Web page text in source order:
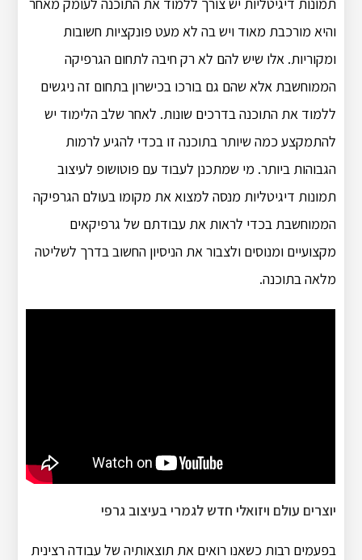
תמונות דיגיטליות יש צורך ללמוד את התוכנה לעומק מאחר
והיא מורכבת מאוד ויש בה לא מעט פונקציות חשובות
ומקוריות. אלו שיש להם לא רק חיבה לתחום הגרפיקה
הממוחשבת אלא שהם גם בורכו בכישרון בתחום זה ניגשים
ללמוד את התוכנה בדרכים שונות. לאחר שלב הלימוד יש
להתמקצע כמה שיותר בתוכנה זו בכדי להגיע לרמות
הגבוהות ביותר. מי שמתכנן לעבוד עם פוטושופ לעיצוב
תמונות דיגיטליות מנסה למצוא את מקומו בעולם הגרפיקה
הממוחשבת בכדי לראות את עבודתם של גרפיקאים
מקצועיים ומנוסים ולצבור את הניסיון החשוב בדרך לשליטה
מלאה בתוכנה.
יוצרים עולם ויזואלי חדש לגמרי בעיצוב גרפי
בפעמים רבות כשאנו רואים את תוצאותיה של עבודה רצינית